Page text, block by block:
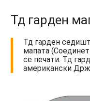
Тд гарден
Тд гарден
мапата
се печати. Тд
американски